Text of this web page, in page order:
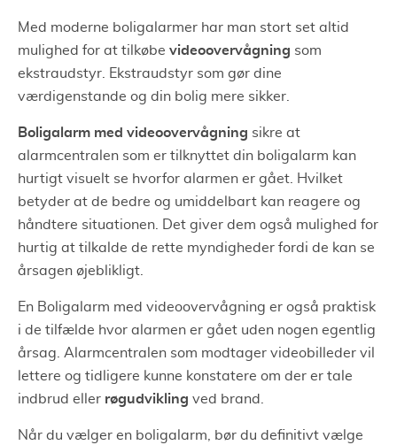
Med moderne boligalarmer har man stort set altid
mulighed for at tilkøbe videoovervågning som
ekstraudstyr. Ekstraudstyr som gør dine
værdigenstande og din bolig mere sikker.
Boligalarm med videoovervågning sikre at
alarmcentralen som er tilknyttet din boligalarm kan
hurtigt visuelt se hvorfor alarmen er gået. Hvilket
betyder at de bedre og umiddelbart kan reagere og
håndtere situationen. Det giver dem også mulighed for
hurtig at tilkalde de rette myndigheder fordi de kan se
årsagen øjeblikligt.
En Boligalarm med videoovervågning er også praktisk
i de tilfælde hvor alarmen er gået uden nogen egentlig
årsag. Alarmcentralen som modtager videobilleder vil
lettere og tidligere kunne konstatere om der er tale
indbrud eller røgudvikling ved brand.
Når du vælger en boligalarm, bør du definitivt vælge